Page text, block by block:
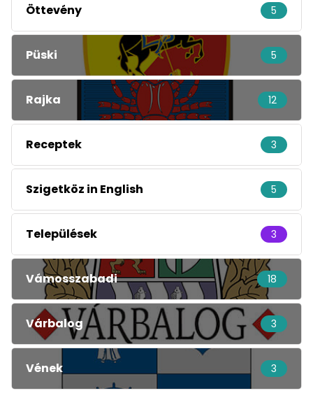
Öttevény 5
Püski 5
Rajka 12
Receptek 3
Szigetköz in English 5
Települések 3
Vámosszabadi 18
Várbalog 3
Vének 3